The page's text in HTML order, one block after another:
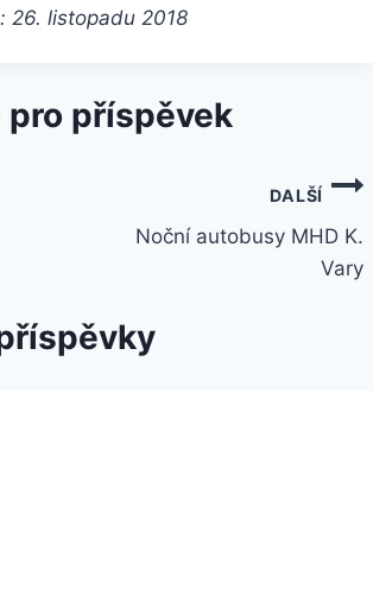
26. listopadu 2018
pro příspěvek
DALŠÍ
Noční autobusy MHD K.
Vary